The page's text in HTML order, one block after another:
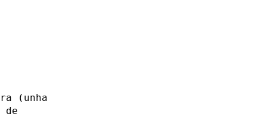
(unha
de